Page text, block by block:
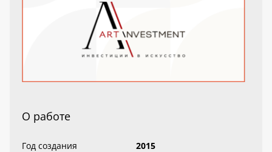
О работе
Год создания
2015